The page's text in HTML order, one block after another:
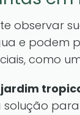
observar
e podem
como
jardim